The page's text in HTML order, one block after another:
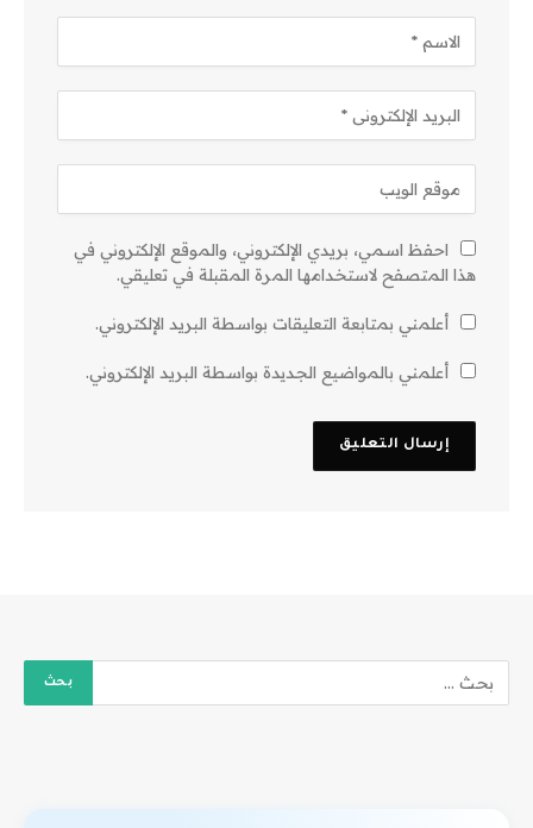
احفظ اسمي، بريدي الإلكتروني، والموقع الإلكتروني في
هذا المتصفح لاستخدامها المرة المقبلة في تعليقي.
أعلمني بمتابعة التعليقات بواسطة البريد الإلكتروني.
أعلمني بالمواضيع الجديدة بواسطة البريد الإلكتروني.